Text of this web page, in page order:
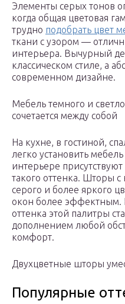
Элементы серых тонов
когда общая цветовая
трудно подобрать цвет
ткани с узором —
интерьера. Вычурный
классическом стиле, а
современном дизайне.
Мебель темного и
сочетается между собой
На кухне, в гостиной,
легко установить
интерьере
такого оттенка. Шторы
серого и более яркого
окон более эффектным.
оттенка этой палитры
дополнением любой
комфорт.
Двухцветные шторы
Популярные